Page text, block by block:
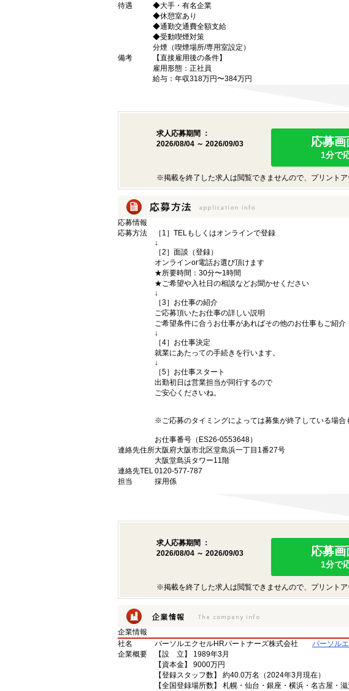
待遇
◆大手・有名企業
◆休憩室あり
◆通勤交通費全額支給
◆受動喫煙対策
分煙（喫煙場所/専用室設定）
備考
【直接雇用後の条件】
雇用形態：正社員
給与：年収318万円〜384万円
求人応募期間 ：
2026/08/04 ～ 2026/09/03
応募
1分で
※掲載を終了した求人は閲覧できませんので、プリントア
応募情報
応募方法
［1］TELもしくはオンラインで登録
↓
［2］面談（登録）
オンラインor電話お選び頂けます
★所要時間：30分〜1時間
★ご希望や入社日の相談などお聞かせください
↓
［3］お仕事の紹介
ご応募頂いたお仕事の詳しい説明
ご希望条件に合うお仕事があればその他のお仕事もご紹介
↓
［4］お仕事決定
就業にあたっての手続きを行います。
↓
［5］お仕事スタート
出勤初日は営業担当が同行するので
ご安心くださいね。
※ご応募のタイミングによっては募集が終了している場合
お仕事番号（ES26-0553648）
連絡先住所大阪府大阪市北区堂島浜一丁目1番27号
大阪堂島浜タワー11階
連絡先TEL0120-577-787
担当
採用係
求人応募期間 ：
2026/08/04 ～ 2026/09/03
応募
1分で
※掲載を終了した求人は閲覧できませんので、プリントア
企業情報
社名
パーソルエクセルHRパートナーズ株式会社
パーソル
企業概要
【設 立】 1989年3月
【資本金】 9000万円
【登録スタッフ数】 約40.0万名（2024年3月現在）
【全国登録場所数】 札幌・仙台・銀座・横浜・名古屋・